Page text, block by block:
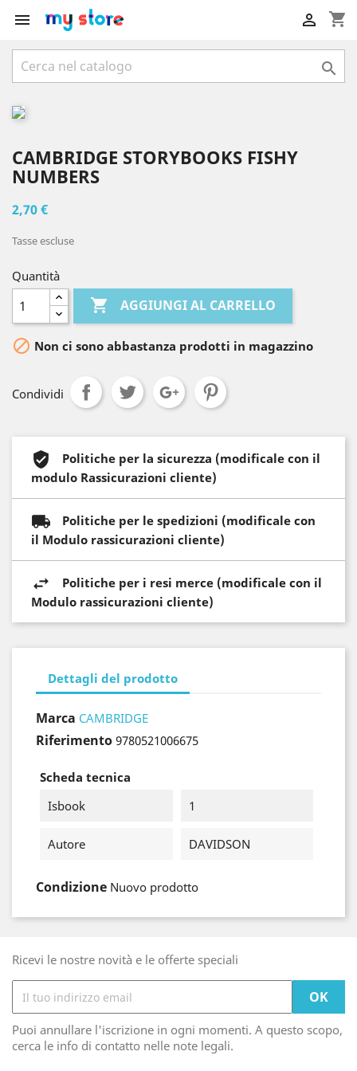
 shopping_cart


CAMBRIDGE STORYBOOKS FISHY
NUMBERS
2,70 €
Tasse escluse
Quantità
 AGGIUNGI AL CARRELLO
 Non ci sono abbastanza prodotti in magazzino
Condividi
Politiche per la sicurezza (modificale con il
modulo Rassicurazioni cliente)
Politiche per le spedizioni (modificale con
il Modulo rassicurazioni cliente)
Politiche per i resi merce (modificale con il
Modulo rassicurazioni cliente)
Dettagli del prodotto
Marca CAMBRIDGE
Riferimento 9780521006675
Scheda tecnica
Isbook
1
Autore DAVIDSON
Condizione Nuovo prodotto
Ricevi le nostre novità e le offerte speciali
Puoi annullare l'iscrizione in ogni momenti. A questo scopo,
cerca le info di contatto nelle note legali.